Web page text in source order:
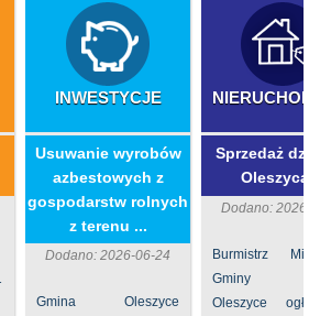
INWESTYCJE
​Usuwanie wyrobów
azbestowych z
gospodarstw rolnych
z terenu ...
Dodano: 2026-06-24
Gmina Oleszyce
Sprzedaż
Dodano: 2026-
Burmistrz
Gminy
Oleszyce